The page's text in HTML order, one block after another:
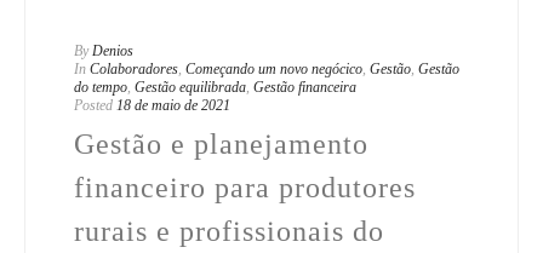
By Denios
In Colaboradores Começando um novo negócico Gestão Gestão
do tempo Gestão equilibrada Gestão financeira
Posted 18 de maio de 2021
Gestão e planejamento
financeiro para produtores
rurais e profissionais do